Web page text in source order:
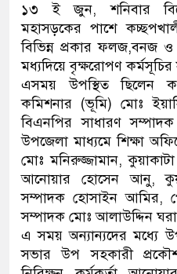
১৩ ই জুন, শনিবার
মহাসড়কের পাশে
বিভিন্ন প্রকার ফলজ,বনজ
মধ্যদিয়ে বৃক্ষরোপণ
এসময় উপস্থিত ছিলেন
কমিশনার (ভূমি) মোঃ
বিএনপির সাধারণ
উপজেলা মাধ্যমে শিক্ষা
মোঃ মনিরুজ্জামান,
আনোয়ার হোসেন আনু,
সম্পাদক হোসাইন আমির,
সম্পাদক মোঃ আলাউদ্দিন
এ সময় অন্যান্যদের মধ্যে
সভার উপ সহকারী